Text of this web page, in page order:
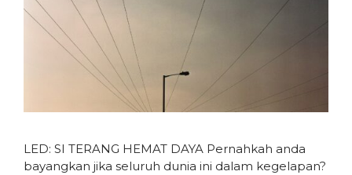
LED: SI TERANG HEMAT DAYA Pernahkah anda
bayangkan jika seluruh dunia ini dalam kegelapan?